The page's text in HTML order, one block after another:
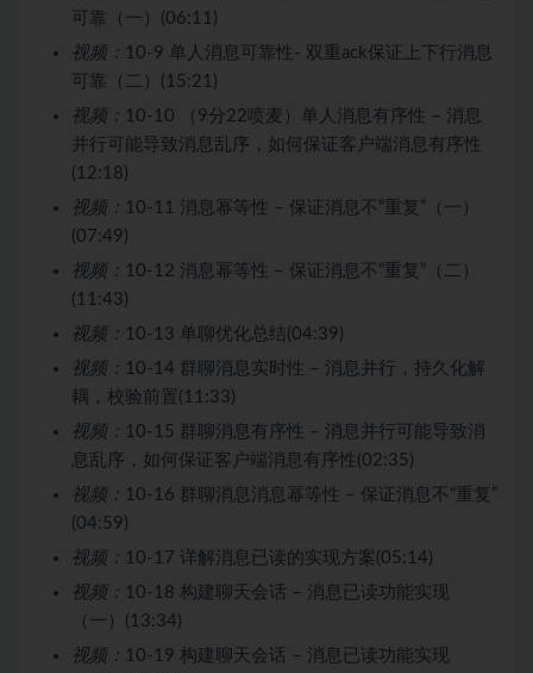
可靠（一）(06:11)
视频： 10-9 单人消息可靠性- 双重ack保证上下行消息
可靠（二）(15:21)
视频： 10-10 （9分22喷麦）单人消息有序性 – 消息
并行可能导致消息乱序，如何保证客户端消息有序性
(12:18)
视频： 10-11 消息幂等性 – 保证消息不“重复”（一）
(07:49)
视频： 10-12 消息幂等性 – 保证消息不“重复”（二）
(11:43)
视频： 10-13 单聊优化总结(04:39)
视频： 10-14 群聊消息实时性 – 消息并行，持久化解
耦，校验前置(11:33)
视频： 10-15 群聊消息有序性 – 消息并行可能导致消
息乱序，如何保证客户端消息有序性(02:35)
视频： 10-16 群聊消息消息幂等性 – 保证消息不“重复”
(04:59)
视频： 10-17 详解消息已读的实现方案(05:14)
视频： 10-18 构建聊天会话 – 消息已读功能实现
（一）(13:34)
视频： 10-19 构建聊天会话 – 消息已读功能实现